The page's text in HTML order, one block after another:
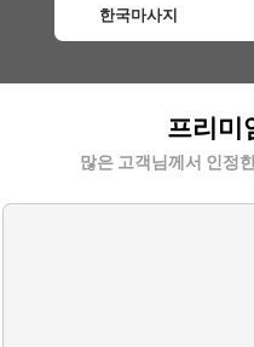
한국마사지
프리미
많은 고객님께서 인정